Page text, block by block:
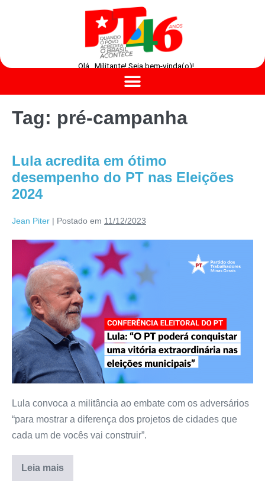
Olá , Militante! Seja bem-vinda(o)!
Tag: pré-campanha
Lula acredita em ótimo
desempenho do PT nas Eleições
2024
Jean Piter | Postado em 11/12/2023
Lula convoca a militância ao embate com os adversários
“para mostrar a diferença dos projetos de cidades que
cada um de vocês vai construir”.
Leia mais